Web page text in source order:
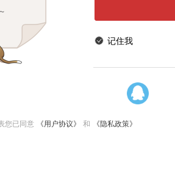
记住我
您已同意 《用户协议》 和 《隐私政策》